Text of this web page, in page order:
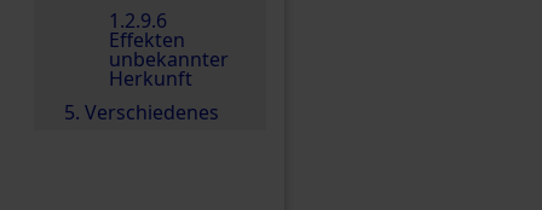
1.2.9.6
Effekten
unbekannter
Herkunft
5. Verschiedenes